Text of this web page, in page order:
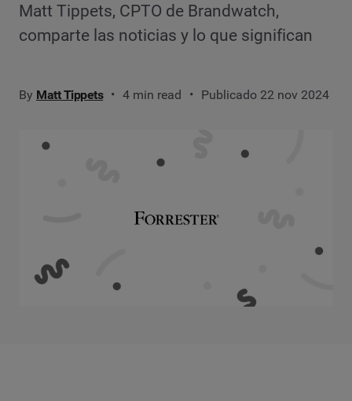
Matt Tippets, CPTO de Brandwatch,
comparte las noticias y lo que significan
By Matt Tippets 4 min read Publicado 22 nov 2024